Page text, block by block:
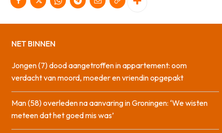
NET BINNEN
Jongen (7) dood aangetroffen in appartement: oom
verdacht van moord, moeder en vriendin opgepakt
Man (58) overleden na aanvaring in Groningen: ‘We wisten
meteen dat het goed mis was’